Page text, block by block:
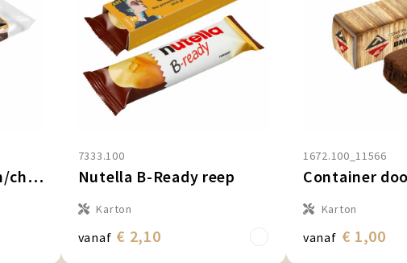
Energie reep banaan/chocolade
7333.100
Nutella B-Ready reep
Karton
vanaf € 2,10
1672.100_11566
Karton
vanaf € 1,00